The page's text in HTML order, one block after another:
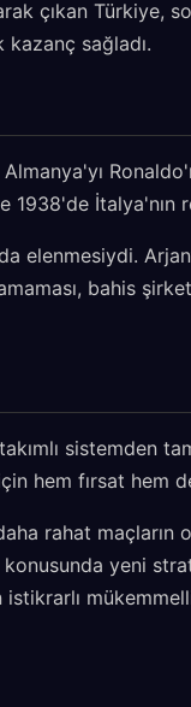
çıkan Türkiye,
sağladı.
İtalya'nın
elenmesiydi.
bahis
sistemden
hem fırsat hem
rahat maçların
konusunda yeni